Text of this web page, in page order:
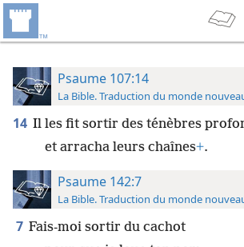
Psaume 107:14
La Bible. Traduction du monde
14 Il les fit sortir des ténèbres
et arracha leurs chaînes+.
Psaume 142:7
La Bible. Traduction du monde
7 Fais-moi sortir du cachot